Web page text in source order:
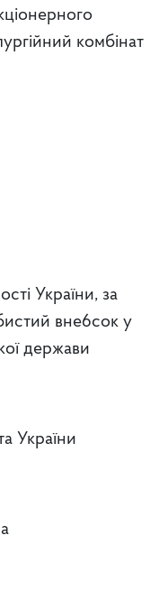
комбінат
України, за
вне6сок у
держави
України